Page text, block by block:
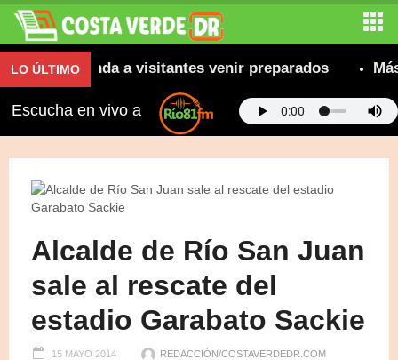
LO ÚLTIMO
recomienda a visitantes venir preparados Más
Escucha en vivo a
Alcalde de Río San Juan
sale al rescate del
estadio Garabato Sackie
15 MAYO 2014 REDACCIÓN/COSTAVERDEDR.COM